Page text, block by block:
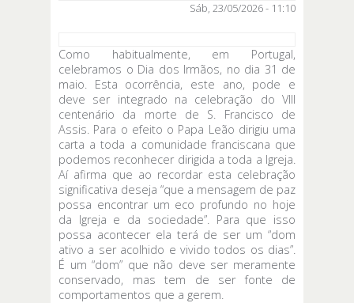
Sáb, 23/05/2026 - 11:10
Como habitualmente, em Portugal,
celebramos o Dia dos Irmãos, no dia 31 de
maio. Esta ocorrência, este ano, pode e
deve ser integrado na celebração do VIII
centenário da morte de S. Francisco de
Assis. Para o efeito o Papa Leão dirigiu uma
carta a toda a comunidade franciscana que
podemos reconhecer dirigida a toda a Igreja.
Aí afirma que ao recordar esta celebração
significativa deseja “que a mensagem de paz
possa encontrar um eco profundo no hoje
da Igreja e da sociedade”. Para que isso
possa acontecer ela terá de ser um “dom
ativo a ser acolhido e vivido todos os dias”.
É um “dom” que não deve ser meramente
conservado, mas tem de ser fonte de
comportamentos que a gerem.